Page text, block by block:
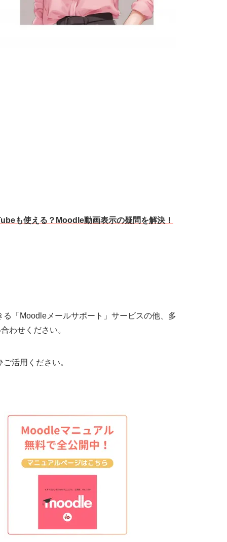
も使える？Moodle動画表示の疑問を解決！
「Moodleメールサポート」サービスの他、多
わせください。
活用ください。